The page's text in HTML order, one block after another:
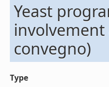
Yeast
involvement
convegno)
Type